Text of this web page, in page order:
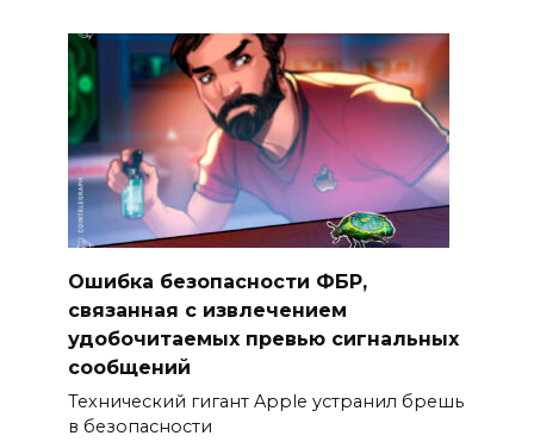
Ошибка безопасности ФБР,
связанная с извлечением
удобочитаемых превью сигнальных
сообщений
Технический гигант Apple устранил брешь
в безопасности